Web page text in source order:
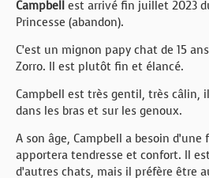
Campbell est arrivé fin juillet 2023
Princesse (abandon).
C’est un mignon papy chat de 15
Zorro. Il est plutôt fin et élancé.
Campbell est très gentil, très câlin,
dans les bras et sur les genoux.
A son âge, Campbell a besoin
apportera tendresse et confort. Il
d’autres chats, mais il préfère être